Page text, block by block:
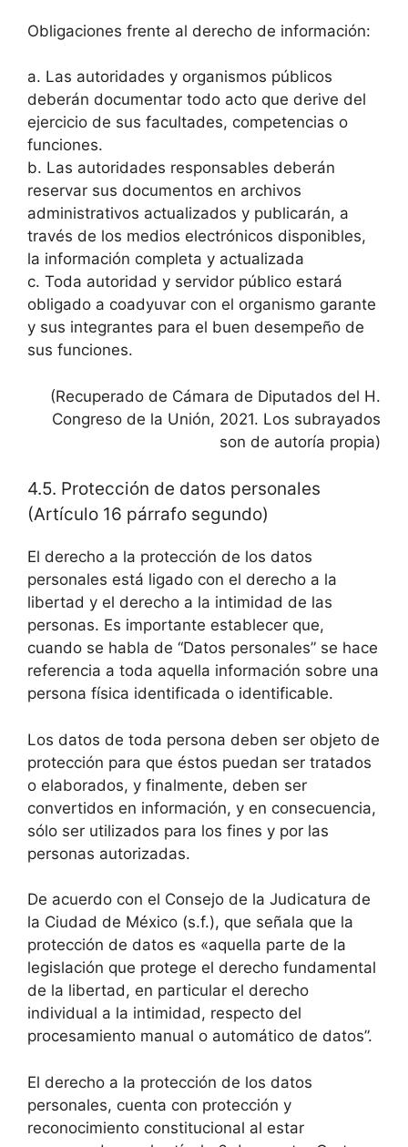
Obligaciones frente al derecho de información:
a. Las autoridades y organismos públicos
deberán documentar todo acto que derive del
ejercicio de sus facultades, competencias o
funciones.
b. Las autoridades responsables deberán
reservar sus documentos en archivos
administrativos actualizados y publicarán, a
través de los medios electrónicos disponibles,
la información completa y actualizada
c. Toda autoridad y servidor público estará
obligado a coadyuvar con el organismo garante
y sus integrantes para el buen desempeño de
sus funciones.
(Recuperado de Cámara de Diputados del H.
Congreso de la Unión, 2021. Los subrayados
son de autoría propia)
4.5. Protección de datos personales
(Artículo 16 párrafo segundo)
El derecho a la protección de los datos
personales está ligado con el derecho a la
libertad y el derecho a la intimidad de las
personas. Es importante establecer que,
cuando se habla de “Datos personales” se hace
referencia a toda aquella información sobre una
persona física identificada o identificable.
Los datos de toda persona deben ser objeto de
protección para que éstos puedan ser tratados
o elaborados, y finalmente, deben ser
convertidos en información, y en consecuencia,
sólo ser utilizados para los fines y por las
personas autorizadas.
De acuerdo con el Consejo de la Judicatura de
la Ciudad de México (s.f.), que señala que la
protección de datos es «aquella parte de la
legislación que protege el derecho fundamental
de la libertad, en particular el derecho
individual a la intimidad, respecto del
procesamiento manual o automático de datos”.
El derecho a la protección de los datos
personales, cuenta con protección y
reconocimiento constitucional al estar